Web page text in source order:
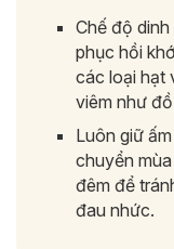
Chế độ
phục hồi
các loại hạt
viêm như
Luôn giữ
chuyển
đêm để
đau nhức.